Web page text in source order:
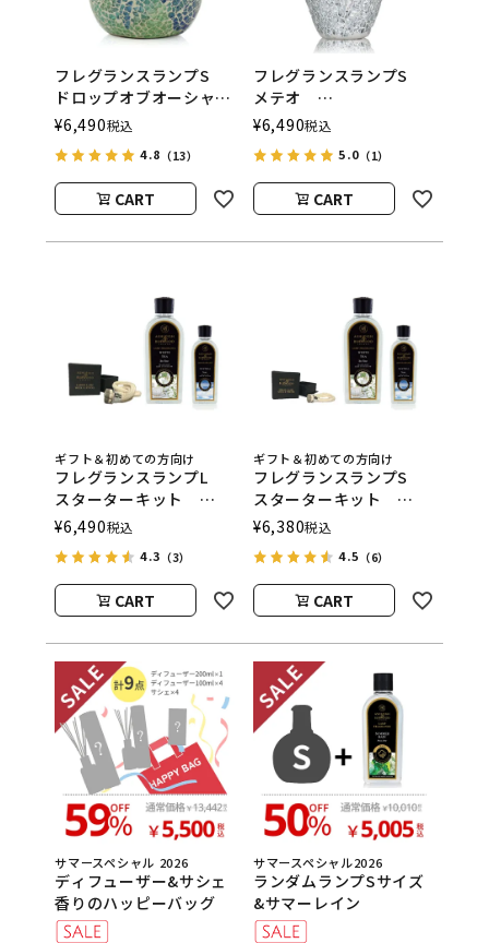
フレグランスランプS
ドロップオブオーシャ
ン
ASHLEIGH&BURWOOD
（アシュレイアンドバー
ウッド）
¥6,490税込
4.8 （13）
CART
フレグランスランプS
メテオ
ASHLEIGH&BURWOOD
（アシュレイアンドバー
ウッド）
¥6,490税込
5.0（1）
CART
ギフト＆初めての方向け
フレグランスランプL
スターターキット
ASHLEIGH&BURWOOD
（アシュレイアンドバー
ウッド）
¥6,490税込
4.3 （3）
CART
ギフト＆初めての方向け
フレグランスランプS
スターターキット
ASHLEIGH&BURWOOD
（アシュレイアンドバー
ウッド）
¥6,380税込
4.5 （6）
CART
サマースペシャル 2026
ディフューザー&サシェ
香りのハッピーバッグ
サマースペシャル2026
ランダムランプSサイズ
&サマーレイン